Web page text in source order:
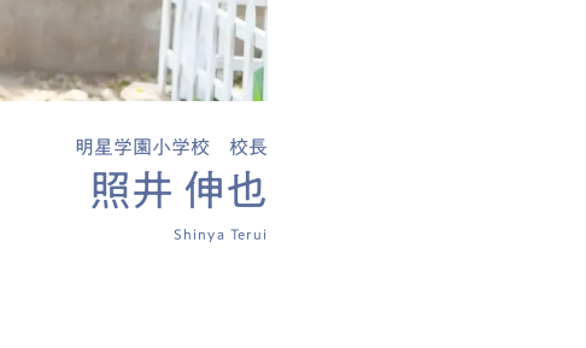
明星学園小学校 校長
照井 伸也
Shinya Terui